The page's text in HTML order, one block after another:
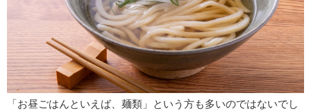
「お昼ごはんといえば、麺類」という方も多いのではないでし